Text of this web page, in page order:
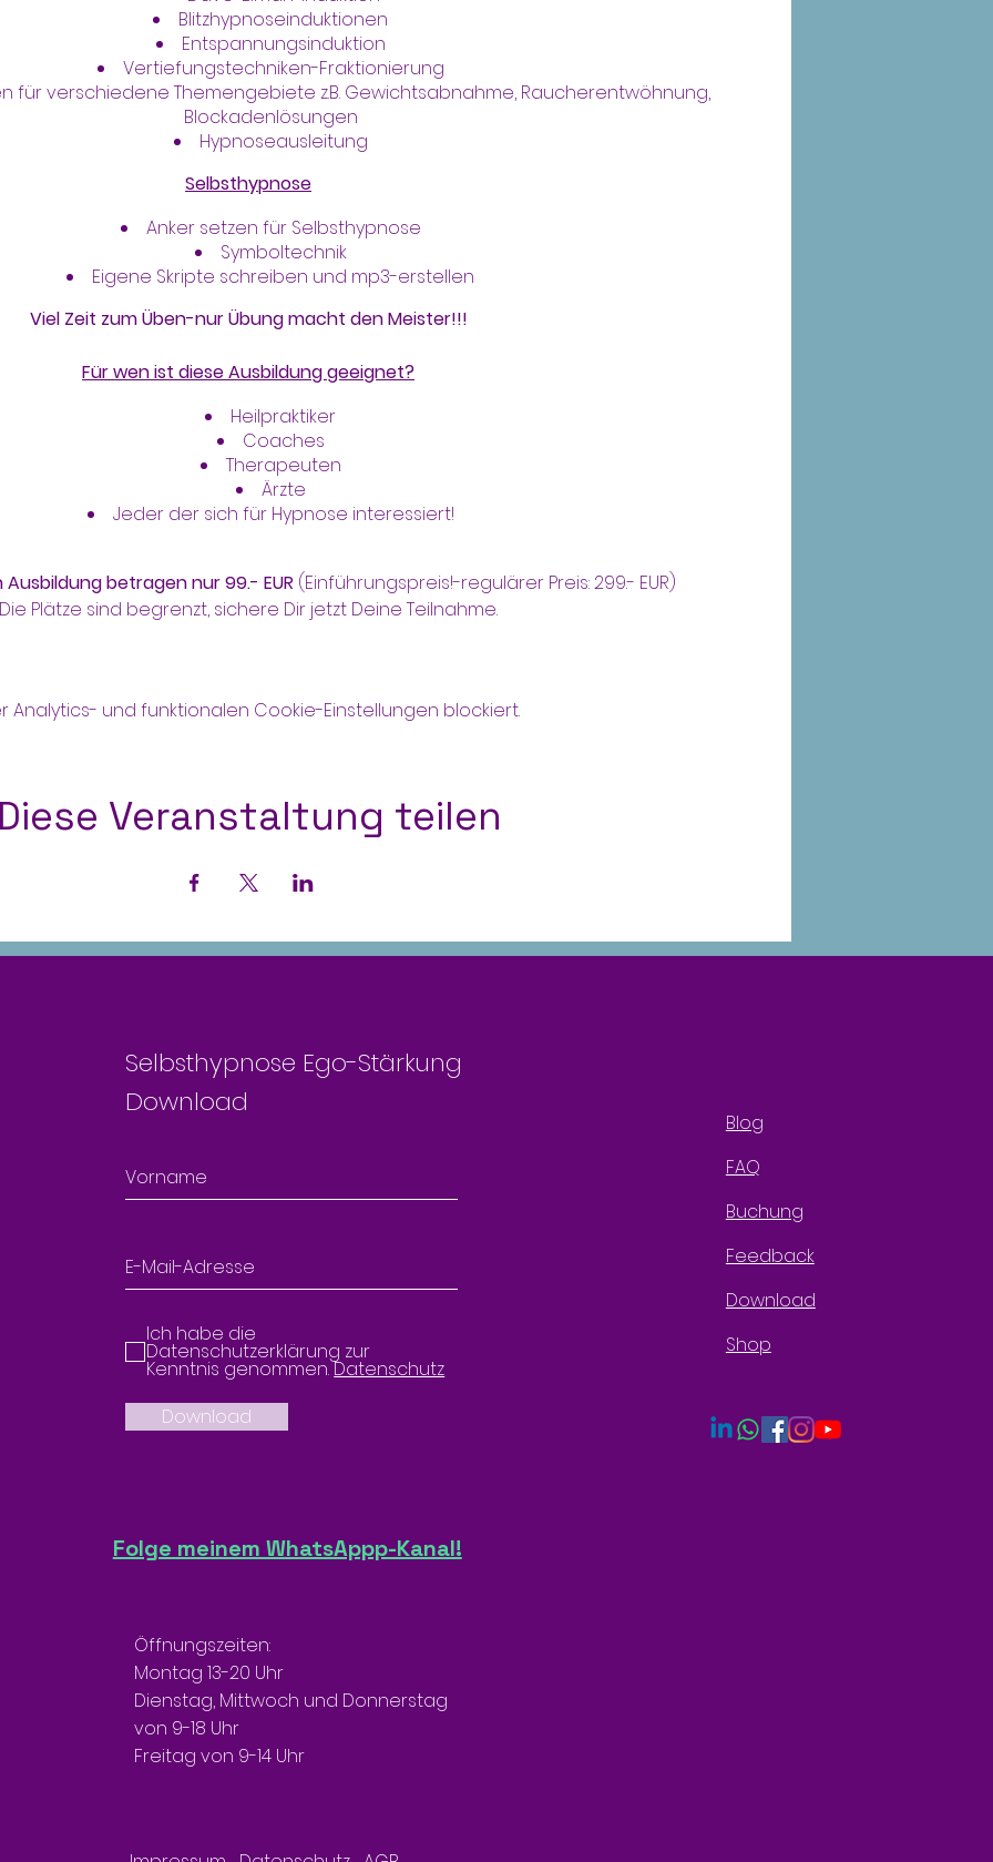
Blitzhypnoseinduktionen
Entspannungsinduktion
Vertiefungstechniken-Fraktionierung
für verschiedene Themengebiete z.B. Gewichtsabnahme, Raucherentwöhnung,
Blockadenlösungen
Hypnoseausleitung
Selbsthypnose
Anker setzen für Selbsthypnose
Symboltechnik
Eigene Skripte schreiben und mp3-erstellen
Viel Zeit zum Üben-nur Übung macht den Meister!!!
Für wen ist diese Ausbildung geeignet?
Heilpraktiker
Coaches
Therapeuten
Ärzte
Jeder der sich für Hypnose interessiert!
betragen nur 99.- EUR (Einführungspreis!-regulärer Preis: 299.- EUR)
Die Plätze sind begrenzt, sichere Dir jetzt Deine Teilnahme.
und funktionalen Cookie-Einstellungen blockiert.
Veranstaltung teilen
Selbsthypnose Ego-Stärkung
Download
Ich habe die
Datenschutzerklärung zur
Kenntnis genommen.Datenschutz
Download
Folge meinem WhatsAppp-Kanal!
Öffnungszeiten:
Montag 13-20 Uhr
Dienstag, Mittwoch und Donnerstag
von 9-18 Uhr
Freitag von 9-14 Uhr
Blog
FAQ
Buchung
Feedback
Download
Shop